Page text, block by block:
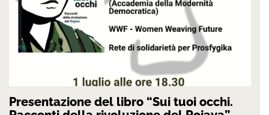
Presentazione del libro “Sui tuoi occhi.